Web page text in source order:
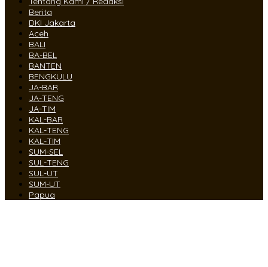
Berita
DKI Jakarta
Aceh
BALI
BA-BEL
BANTEN
BENGKULU
JA-BAR
JA-TENG
JA-TIM
KAL-BAR
KAL-TENG
KAL-TIM
SUM-SEL
SUL-TENG
SUL-UT
SUM-UT
Papua